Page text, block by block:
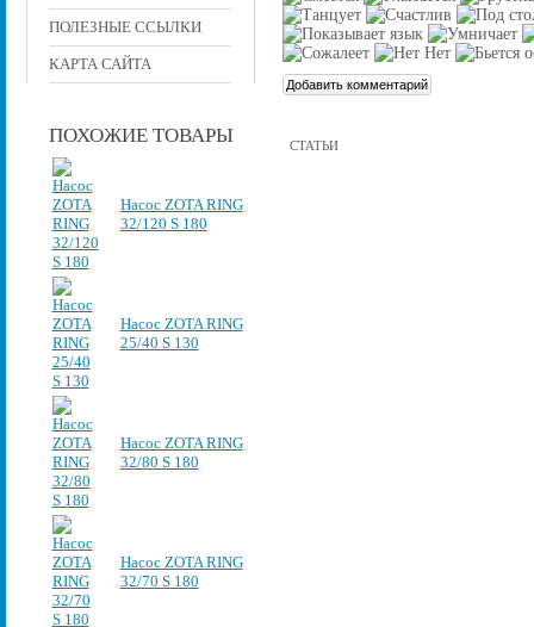
ПОЛЕЗНЫЕ ССЫЛКИ
КАРТА САЙТА
ПОХОЖИЕ ТОВАРЫ
Насос ZOTA RING
32/120 S 180
Насос ZOTA RING
25/40 S 130
Насос ZOTA RING
32/80 S 180
Насос ZOTA RING
32/70 S 180
СТАТЬИ